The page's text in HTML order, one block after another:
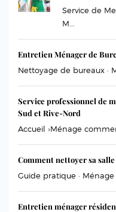
Service de
M...
Entretien Ménager de
Nettoyage de bureaux ·
Service professionnel de
Sud et Rive-Nord
Accueil ›Ménage
Comment nettoyer sa
Guide pratique · Ménage
Entretien ménager